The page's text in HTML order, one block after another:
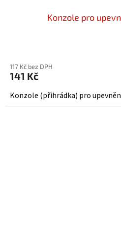
Konzole pro
117 Kč bez DPH
141 Kč
Konzole (přihrádka) pro